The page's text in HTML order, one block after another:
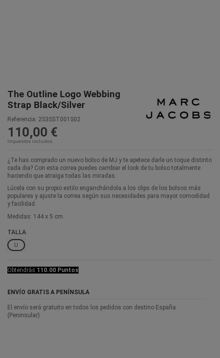
The Outline Logo Webbing
Strap Black/Silver
Referencia: 2S3SST001S02
110,00 €
Impuestos incluidos
¿Te has comprado un nuevo bolso de MJ y te apetece darle un toque distinto
cada dia? Con esta correa puedes cambiar el look de tu bolso totalmente
haciendo que atraiga todas las miradas.
Lúcela con su propio estilo enganchándola a los clips de los bolsos más
populares y ajuste la correa según sus necesidades para mayor comodidad
y facilidad.
Medidas: 144 x 5 cm.
TALLA
U
Obtendrás 110.00 Puntos
ENVÍO GRATIS A PENÍNSULA
El envío será gratuito en todos los pedidos con destino España
(Peninsular).